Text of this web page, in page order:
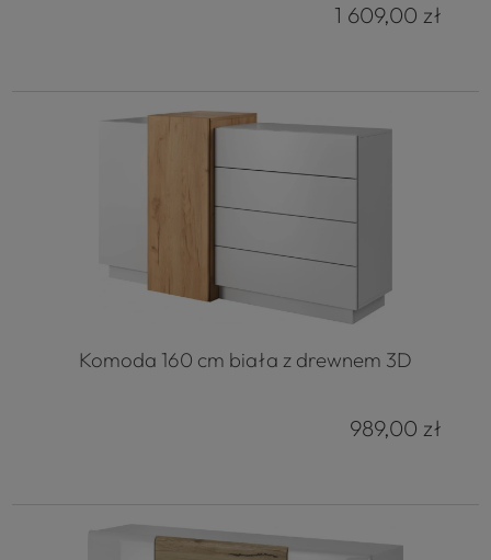
1 609,00 zł
Komoda 160 cm biała z drewnem 3D
989,00 zł